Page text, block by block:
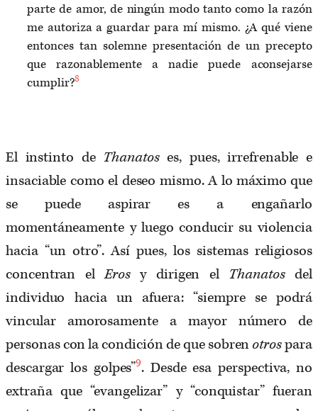
parte de amor, de ningún modo tanto como la razón
me autoriza a guardar para mí mismo. ¿A qué viene
entonces tan solemne presentación de un precepto
que razonablemente a nadie puede aconsejarse
cumplir?8
El instinto de Thanatoses, pues, irrefrenable e
insaciable como el deseo mismo. A lo máximo que
se puede aspirar es a engañarlo
momentáneamente y luego conducir su violencia
hacia “un otro”. Así pues, los sistemas religiosos
concentran elErosy dirigen el Thanatosdel
individuo hacia un afuera: “siempre se podrá
vincular amorosamente a mayor número de
personas con la condición de que sobrenotrospara
descargar los golpes”9. Desde esa perspectiva, no
extraña que “evangelizar” y “conquistar” fueran